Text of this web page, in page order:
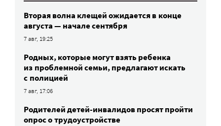
Вторая волна клещей ожидается в конце
августа — начале сентября
7 авг, 19:25
Родных, которые могут взять ребенка
из проблемной семьи, предлагают искать
с полицией
7 авг, 17:06
Родителей детей-инвалидов просят пройти
опрос о трудоустройстве